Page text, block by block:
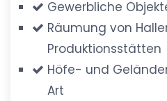
Gewerbliche
Räumung von
Produktionsstätten
Höfe- und
Art